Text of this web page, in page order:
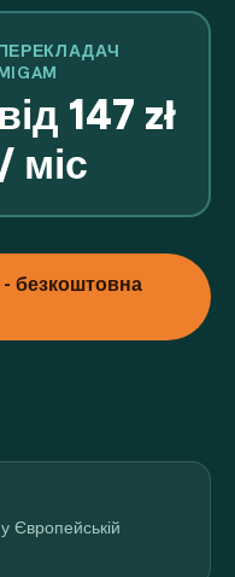
від 147 zł
міс
- безкоштовна
Європейській